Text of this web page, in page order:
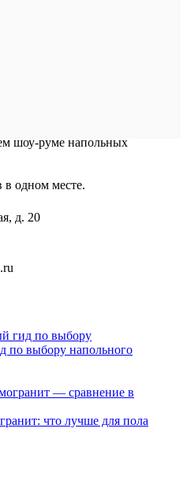
шоу-руме напольных
в одном месте.
д. 20
по выбору напольного
что лучше для пола